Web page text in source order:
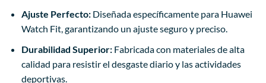
Ajuste Perfecto:Diseñada específicamente para Huawei
Watch Fit, garantizando un ajuste seguro y preciso.
Durabilidad Superior:Fabricada con materiales de alta
calidad para resistir el desgaste diario y las actividades
deportivas.